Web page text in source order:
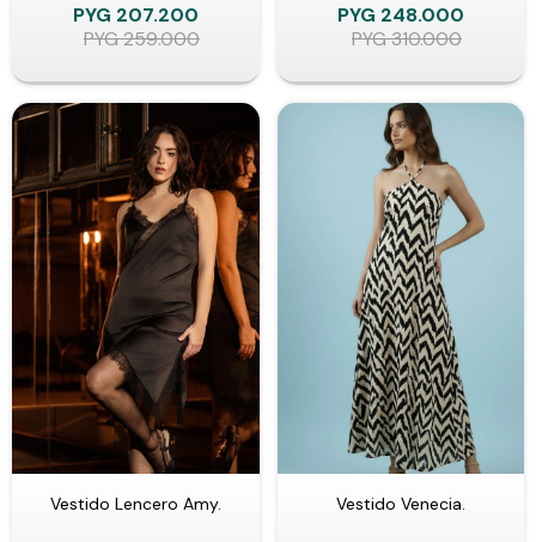
PYG 207.200
PYG259.000
PYG 248.000
PYG310.000
Vestido Lencero Amy. Vestido Venecia.